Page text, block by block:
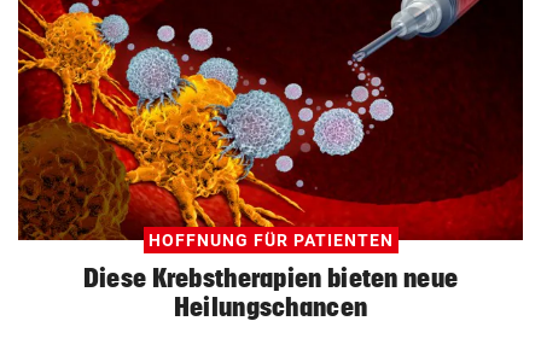
HOFFNUNG FÜR PATIENTEN
Diese Krebstherapien bieten neue
Heilungschancen